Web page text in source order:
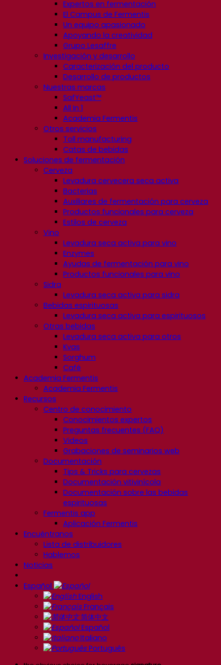
Expertos en fermentación
El Campus de Fermentis
Un equipo apasionado
Apoyando la creatividad
Grupo Lesaffre
Investigación y desarrollo
Caracterización del producto
Desarrollo de productos
Nuestras marcas
SafYeast™
All In 1
Academia Fermentis
Otros servicios
Toll manufacturing
Catas de bebidas
Soluciones de fermentación
Cerveza
Levadura cervecera seca activa
Bacterias
Auxiliares de fermentación para cerveza
Productos funcionales para cerveza
Estilos de cerveza
Vino
Levadura seca activa para vino
Enzymes
Ayudas de fermentación para vino
Productos funcionales para vino
Sidra
Levadura seca activa para sidra
Bebidas espirituosas
Levadura seca activa para espirituosos
Otras bebidas
Levadura seca activa para otros
Kvas
Sorghum
Café
Academia Fermentis
Academia Fermentis
Recursos
Centro de conocimiento
Conocimientos expertos
Preguntas frecuentes (FAQ)
Videos
Grabaciones de seminarios web
Documentación
Tips & Tricks para cervezas
Documentación vitivinícola
Documentación sobre las bebidas
espirituosas
Fermentis app
Aplicación Fermentis
Encuéntranos
Lista de distribuidores
Hablemos
Noticias
Español
English
Français
简体中文
Español
Italiano
Português